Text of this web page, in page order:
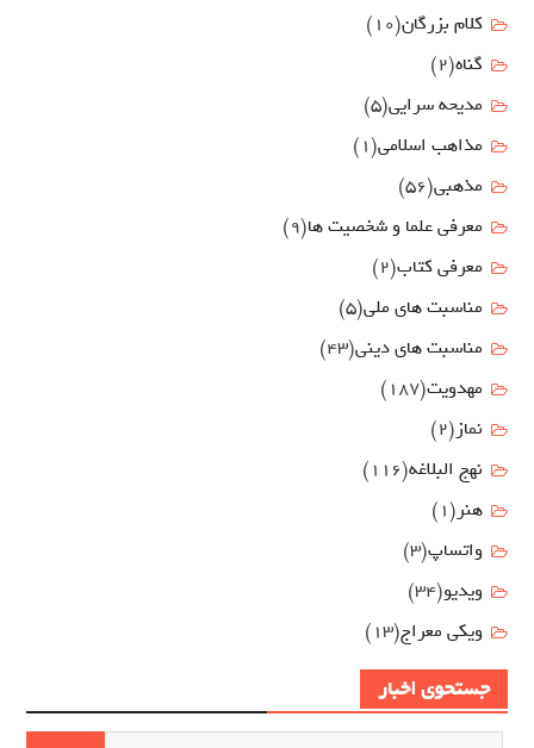
کلام بزرگان(10)
گناه(2)
مدیحه سرایی(5)
مذاهب اسلامی(1)
مذهبی(56)
معرفی علما و شخصیت ها(9)
معرفی کتاب(2)
مناسبت هاي ملي(5)
مناسبت های دینی(43)
مهدويت(187)
نماز(2)
نهج البلاغه(116)
هنر(1)
واتساپ(3)
ویدیو(34)
ویکی معراج(13)
جستحوی اخبار